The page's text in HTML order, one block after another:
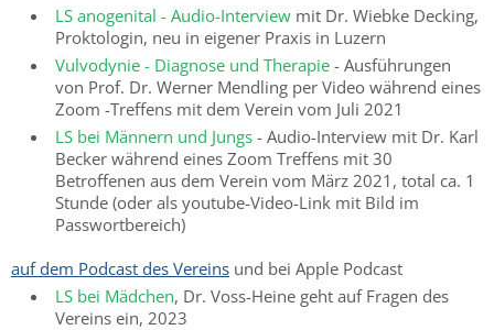
LS anogenital - Audio-Interview mit Dr. Wiebke Decking,
Proktologin, neu in eigener Praxis in Luzern
Vulvodynie - Diagnose und Therapie - Ausführungen
von Prof. Dr. Werner Mendling per Video während eines
Zoom -Treffens mit dem Verein vom Juli 2021
LS bei Männern und Jungs - Audio-Interview mit Dr. Karl
Becker während eines Zoom Treffens mit 30
Betroffenen aus dem Verein vom März 2021, total ca. 1
Stunde (oder als youtube-Video-Link mit Bild im
Passwortbereich)
auf dem Podcast des Vereins und bei Apple Podcast
LS bei Mädchen, Dr. Voss-Heine geht auf Fragen des
Vereins ein, 2023